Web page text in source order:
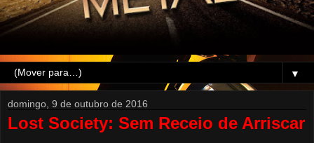
▼
domingo, 9 de outubro de 2016
Lost Society: Sem Receio de Arriscar